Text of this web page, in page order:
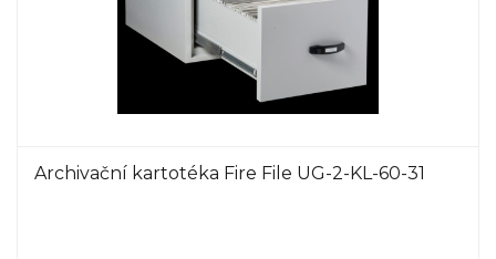
Archivační kartotéka Fire File UG-2-KL-60-31